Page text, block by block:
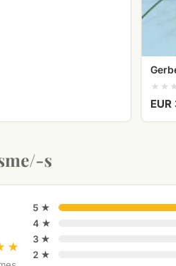
s
5 ★
4 ★
3 ★
2 ★